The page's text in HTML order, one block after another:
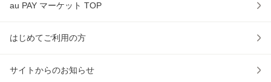
au PAY マーケット TOP
はじめてご利用の方
サイトからのお知らせ